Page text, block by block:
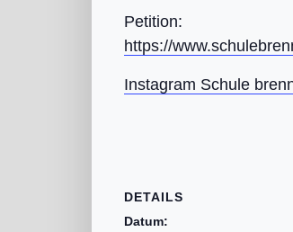
Petition:
https://
Instagram Schule
DETAILS
Datum: